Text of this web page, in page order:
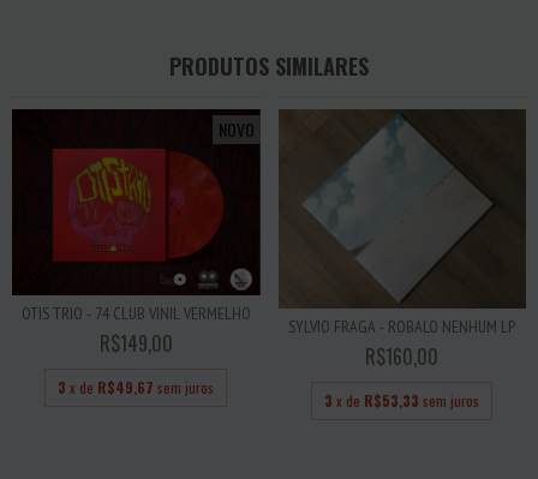
PRODUTOS SIMILARES
NOVO
OTIS TRIO - 74 CLUB VINIL VERMELHO
R$149,00
3 x de R$49,67 sem juros
SYLVIO FRAGA - ROBALO NENHUM LP
R$160,00
3 x de R$53,33 sem juros